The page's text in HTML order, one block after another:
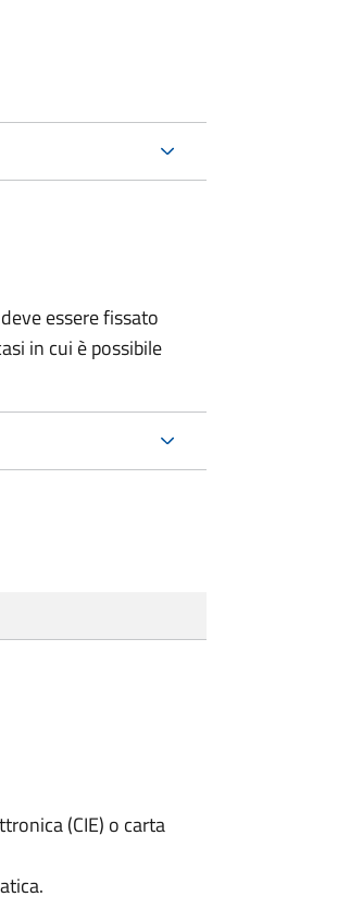
essere fissato
in cui è possibile
(CIE) o carta